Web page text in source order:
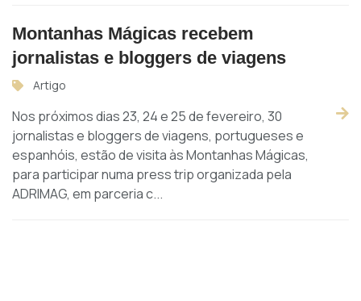
Montanhas Mágicas recebem
jornalistas e bloggers de viagens
Artigo
Nos próximos dias 23, 24 e 25 de fevereiro, 30
jornalistas e bloggers de viagens, portugueses e
espanhóis, estão de visita às Montanhas Mágicas,
para participar numa press trip organizada pela
ADRIMAG, em parceria c...